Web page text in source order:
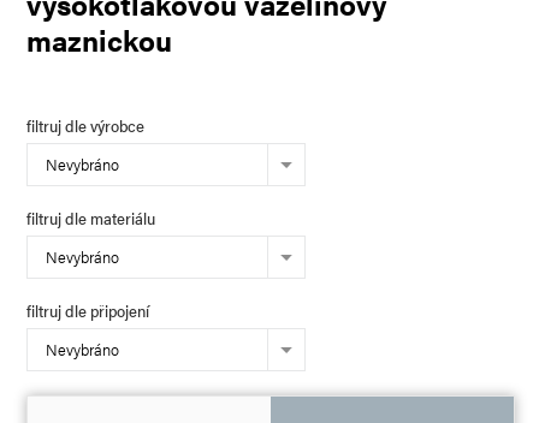
maznickou
filtruj dle výrobce
Nevybráno
filtruj dle materiálu
Nevybráno
filtruj dle připojení
Nevybráno